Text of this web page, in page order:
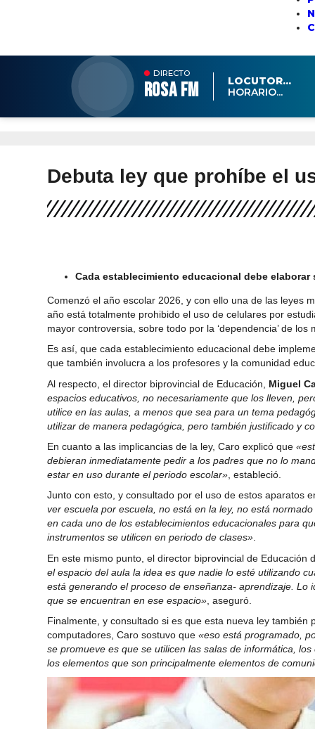
DIRECTO
ROSA FM
LOCUTOR...
HORARIO...
Debuta ley que prohíbe el
Cada establecimiento educacional debe
Comenzó el año escolar 2026, y con ello una de las leyes
año está totalmente prohibido el uso de celulares por
mayor controversia, sobre todo por la ‘dependencia’ de
Es así, que cada establecimiento educacional debe
que también involucra a los profesores y la comunidad
Al respecto, el director biprovincial de Educación, Miguel
espacios educativos, no necesariamente que los lleven,
utilice en las aulas, a menos que sea para un tema
utilizar de manera pedagógica, pero también justificado y
En cuanto a las implicancias de la ley, Caro explicó que
debieran inmediatamente pedir a los padres que no lo
estar en uso durante el periodo escolar» , estableció.
Junto con esto, y consultado por el uso de estos aparatos
ver escuela por escuela, no está en la ley, no está
en cada uno de los establecimientos educacionales para
instrumentos se utilicen en periodo de clases».
En este mismo punto, el director biprovincial de
el espacio del aula la idea es que nadie lo esté utilizando
está generando el proceso de enseñanza- aprendizaje.
que se encuentran en ese espacio» , aseguró.
Finalmente, y consultado si es que esta nueva ley
computadores, Caro sostuvo que «eso está programado,
se promueve es que se utilicen las salas de informática,
los elementos que son principalmente elementos de